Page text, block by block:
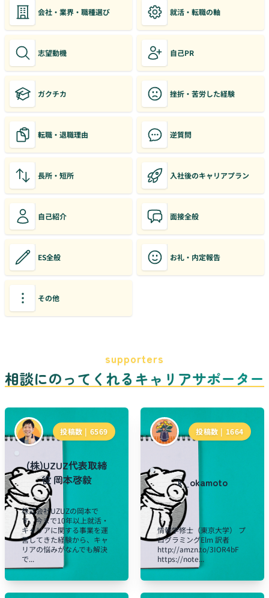
会社・業界・職種選び 就活・転職の軸
志望動機 自己PR
ガクチカ 挫折・苦労した経験
転職・退職理由 逆質問
長所・短所 入社後のキャリアプラン
自己紹介 面接全般
ES全般 お礼・内定報告
その他
supporters
相談にのってくれるキャリアサポーター
投稿数 | 6569
(株)UZUZ代表取締
役 岡本啓毅
株式会社UZUZの岡本で
す。今まで10年以上就活・
キャリアに関する事業を運
営してきた経験から、キャ
リアの悩みがなんでも解決
で...
投稿数 | 1664
k_okamoto
情報学修士（東京大学） プ
ログラミングElm 訳者
http://amzn.to/3IOR4bF
https://note...